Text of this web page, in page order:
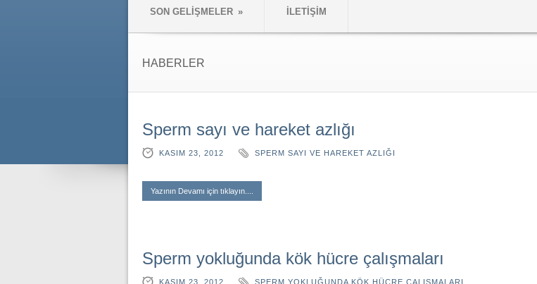
SON GELİŞMELER » İLETİŞİM
HABERLER
Sperm sayı ve hareket azlığı
KASIM 23, 2012 SPERM SAYI VE HAREKET AZLIĞI
Yazının Devamı için tıklayın....
Sperm yokluğunda kök hücre çalışmaları
KASIM 23, 2012 SPERM YOKLUĞUNDA KÖK HÜCRE ÇALIŞMALARI